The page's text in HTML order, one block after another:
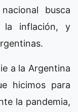
busca
la inflación, y
a la Argentina
hicimos para
la pandemia,